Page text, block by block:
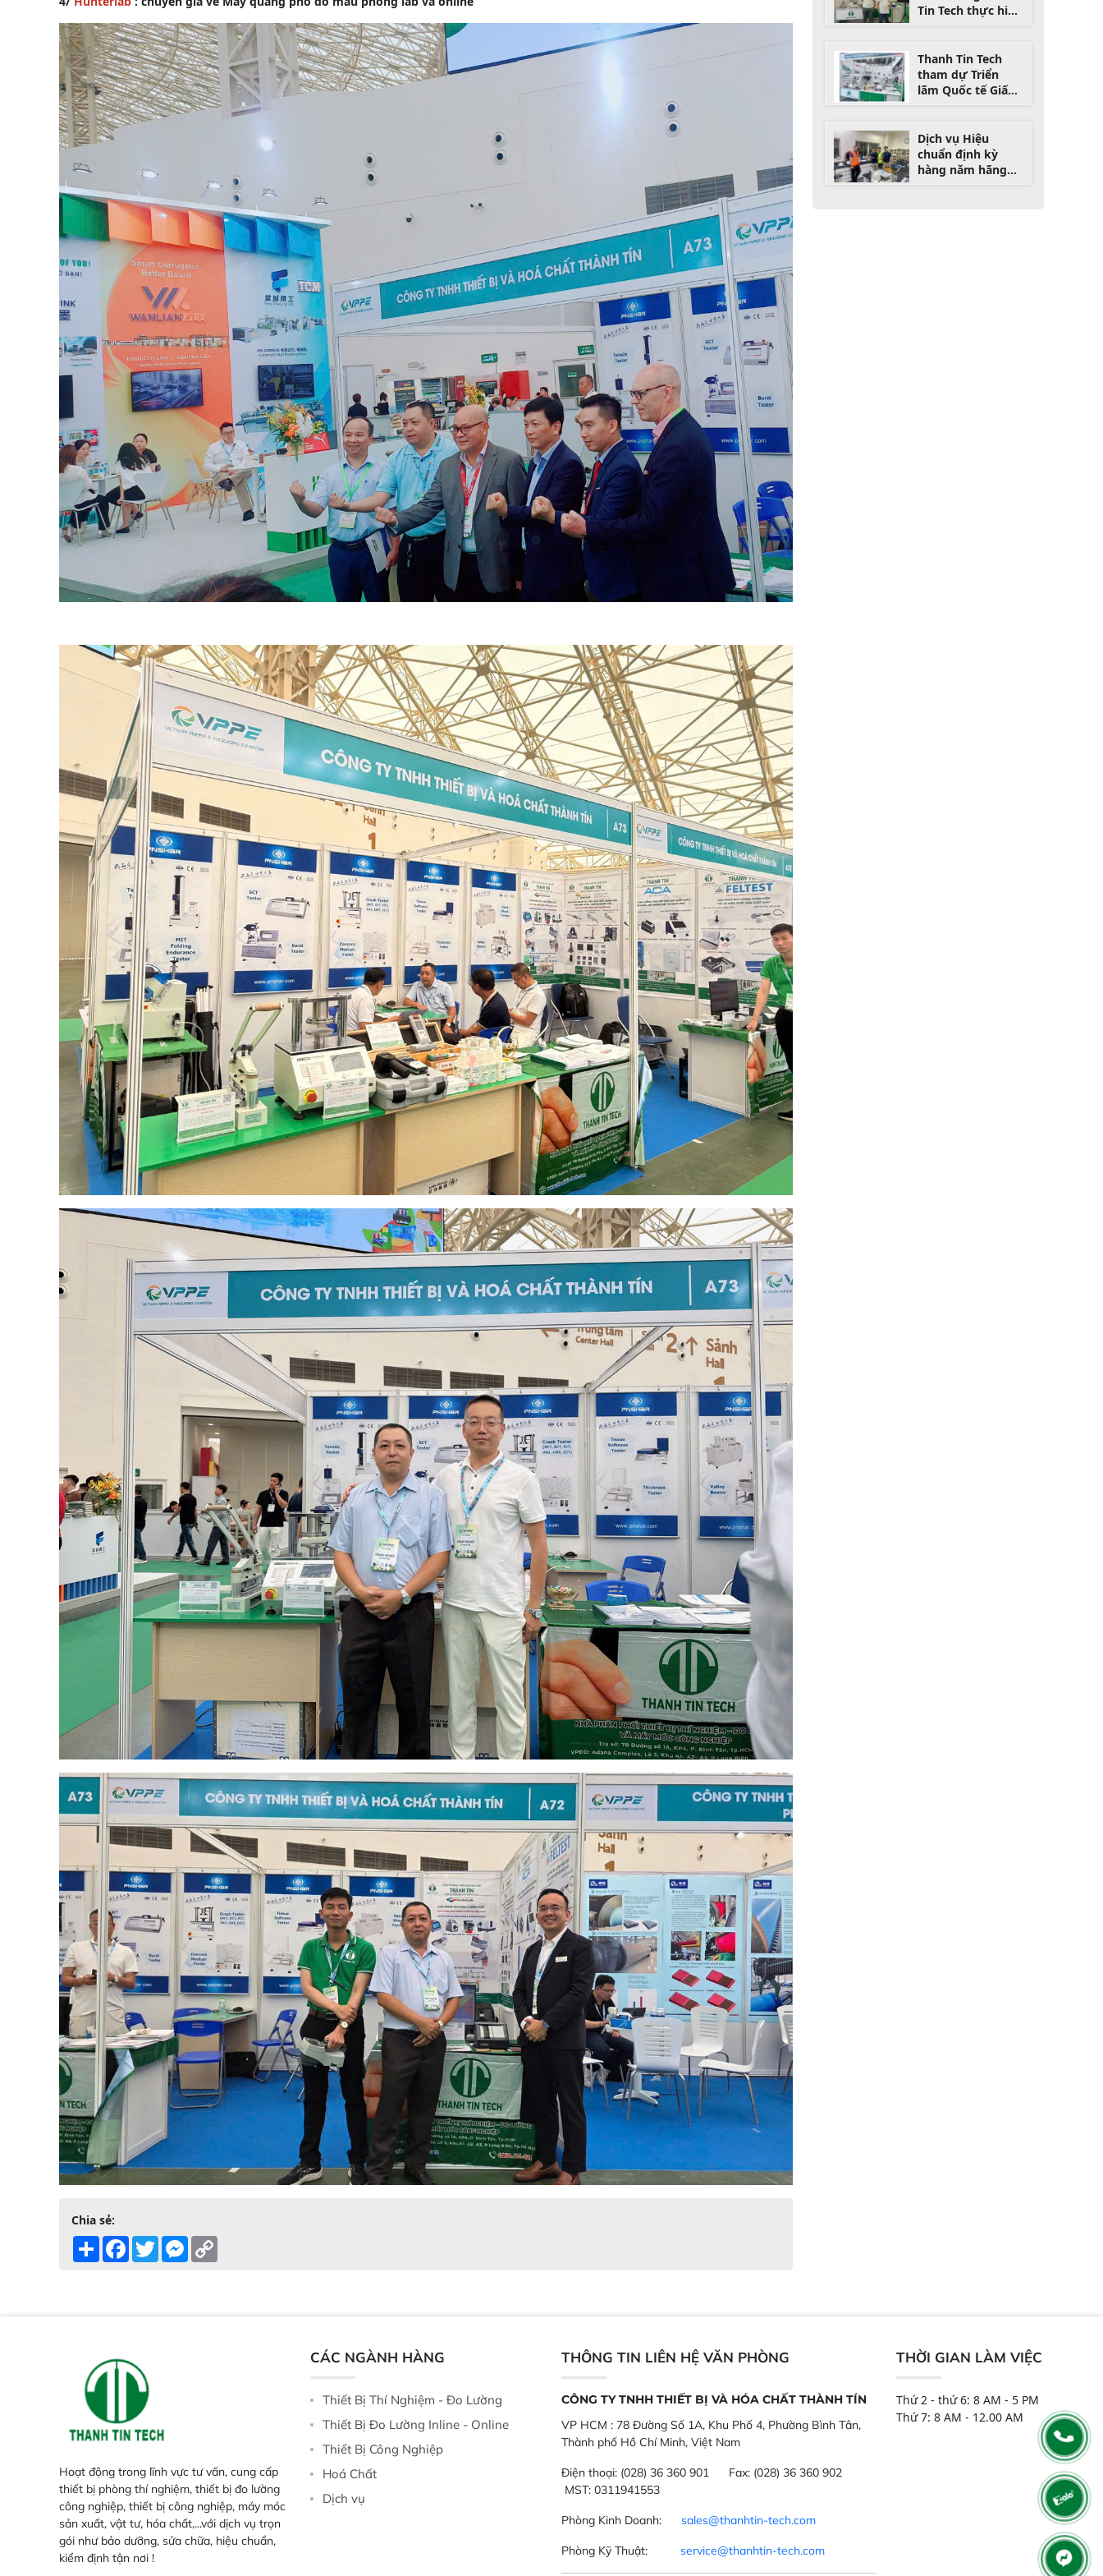
Chia sẻ:
Share Facebook
TwitterMessenger
18/10/2025)
Tin Tech thực hiện
khách VIP ngành
giấy
Thanh Tin Tech
tham dự Triển
lãm Quốc tế Giấy
2025
Dịch vụ Hiệu
chuẩn định kỳ
hàng năm hãng
Hoạt động trong lĩnh vực tư vấn, cung cấp
thiết bị phòng thí nghiệm, thiết bị đo lường
công nghiệp, thiết bị công nghiệp, máy móc
sản xuất, vật tư, hóa chất,...với dịch vụ trọn
gói như bảo dưỡng, sửa chữa, hiệu chuẩn,
kiểm định tận nơi !
CÁC NGÀNH HÀNG
Thiết Bị Thí Nghiệm - Đo Lường
Thiết Bị Đo Lường Inline - Online
Thiết Bị Công Nghiệp
Hoá Chất
Dịch vụ
THÔNG TIN LIÊN HỆ VĂN PHÒNG
CÔNG TY TNHH THIẾT BỊ VÀ HÓA CHẤT THÀNH TÍN
VP HCM : 78 Đường Số 1A, Khu Phố 4, Phường Bình Tân,
Thành phố Hồ Chí Minh, Việt Nam
Điện thoại: (028) 36 360 901 Fax: (028) 36 360 902
MST: 0311941553
Phòng Kinh Doanh: sales@thanhtin-tech.com
Phòng Kỹ Thuật: service@thanhtin-tech.com
THỜI GIAN LÀM VIỆC
Thứ 2 - thứ 6: 8 AM - 5 PM
Thứ 7: 8 AM - 12.00 AM